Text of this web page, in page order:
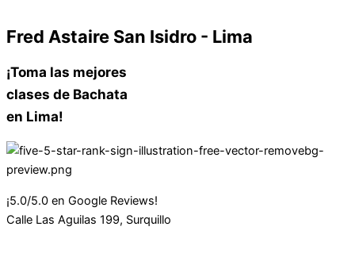
Fred Astaire San Isidro - Lima
¡Toma las mejores
clases de Bachata
en Lima!
¡5.0/5.0 en Google Reviews!
Calle Las Aguilas 199, Surquillo